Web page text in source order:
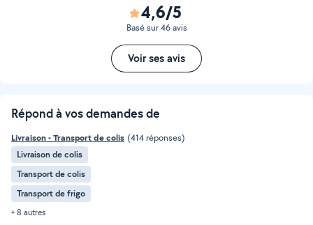
4,6/5
Basé sur 46 avis
Voir ses avis
Répond à vos demandes de
Livraison - Transport de colis (414 réponses)
Livraison de colis
Transport de colis
Transport de frigo
+ 8 autres